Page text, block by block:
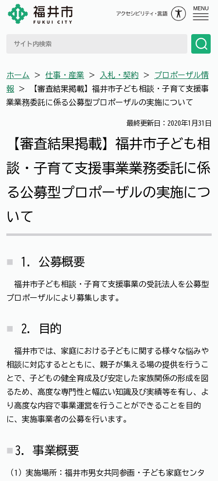
MENU
ホーム ＞ 仕事・産業 ＞ 入札・契約 ＞ プロポーザル情
報 ＞
【審査結果掲載】福井市子ども相談・子育て支援事
業業務委託に係る公募型プロポーザルの実施について
最終更新日：2020年1月31日
【審査結果掲載】福井市子ども相
談・子育て支援事業業務委託に係
る公募型プロポーザルの実施につ
いて
1．公募概要
福井市子ども相談・子育て支援事業の受託法人を公募型
プロポーザルにより募集します。
2．目的
福井市では、家庭における子どもに関する様々な悩みや
相談に対応するとともに、親子が集える場の提供を行うこ
とで、子どもの健全育成及び安定した家族関係の形成を図
るため、高度な専門性と幅広い知識及び実績等を有し、よ
り高度な内容で事業運営を行うことができることを目的
に、実施事業者の公募を行います。
3．事業概要
（1）実施場所：福井市男女共同参画・子ども家庭センタ